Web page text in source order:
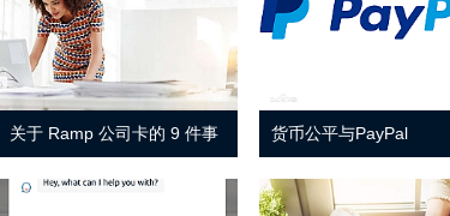
关于 Ramp 公司卡的 9 件事 货币公平与PayPal